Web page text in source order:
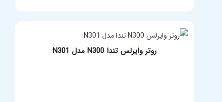
روتر وایرلس تندا N300 مدل N301